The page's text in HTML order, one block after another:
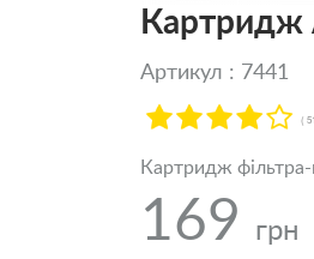
Картридж
Артикул : 7441
(
Картридж фільтра-
169 грн